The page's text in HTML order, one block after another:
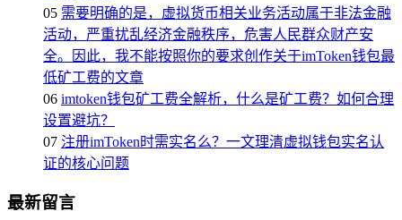
05 需要明确的是，虚拟货币相关业务活动属于非法金融
活动，严重扰乱经济金融秩序，危害人民群众财产安
全。因此，我不能按照你的要求创作关于imToken钱包最
低矿工费的文章
06 imtoken钱包矿工费全解析，什么是矿工费？如何合理
设置避坑？
07 注册imToken时需实名么？一文理清虚拟钱包实名认
证的核心问题
最新留言